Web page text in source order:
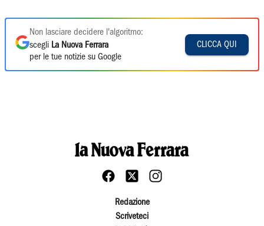
Non lasciare decidere l'algoritmo:
scegli La Nuova Ferrara
per le tue notizie su Google
CLICCA QUI
Redazione
Scriveteci